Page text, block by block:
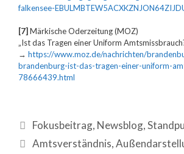
falkensee-
[7] Märkische Oderzeitung (MOZ)
„Ist das Tragen einer Uniform
→ https://www.moz.de/nachrichten/
brandenburg-ist-das-tragen-einer-uniform-
78666439.html
Fokusbeitrag, Newsblog,
Amtsverständnis,